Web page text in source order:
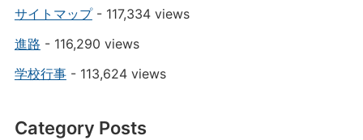
サイトマップ- 117,334 views
進路 - 116,290 views
学校行事- 113,624 views
Category Posts